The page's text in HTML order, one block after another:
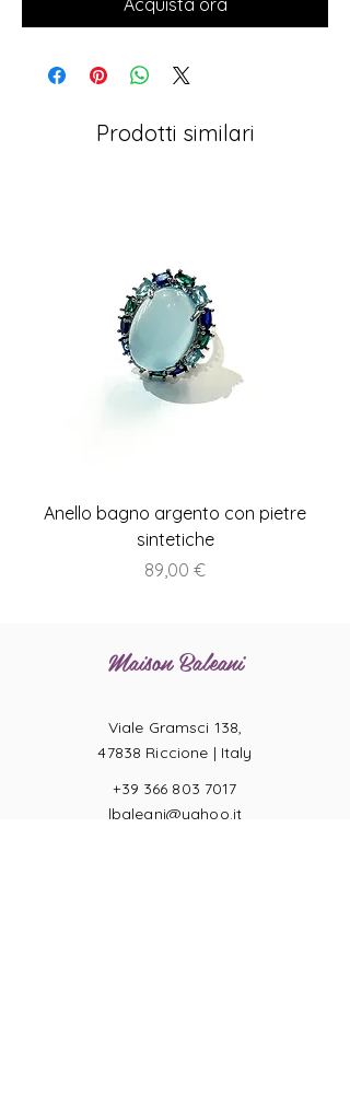
Prodotti similari
Anello bagno argento con pietre
sintetiche
Prezzo
89,00 €
Maison Baleani
Viale Gramsci 138,
47838 Riccione | Italy
+39 366 803 7017
lbaleani@yahoo.it